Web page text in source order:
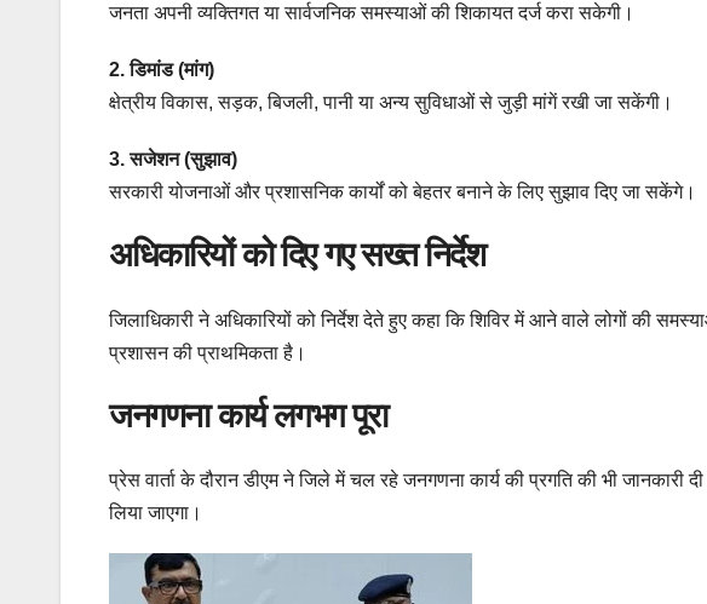
जनता अपनी व्यक्तिगत या सार्वजनिक समस्याओं की शिकायत दर्ज करा सकेगी।
2. डिमांड (मांग)
क्षेत्रीय विकास, सड़क, बिजली, पानी या अन्य सुविधाओं से जुड़ी मांगें रखी जा सकेंगी।
3. सजेशन (सुझाव)
सरकारी योजनाओं और प्रशासनिक कार्यों को बेहतर बनाने के लिए सुझाव दिए जा सकेंगे।
अधिकारियों को दिए गए सख्त निर्देश
जिलाधिकारी ने अधिकारियों को निर्देश देते हुए कहा कि शिविर में आने वाले लोगों की
प्रशासन की प्राथमिकता है।
जनगणना कार्य लगभग पूरा
प्रेस वार्ता के दौरान डीएम ने जिले में चल रहे जनगणना कार्य की प्रगति की भी
लिया जाएगा।